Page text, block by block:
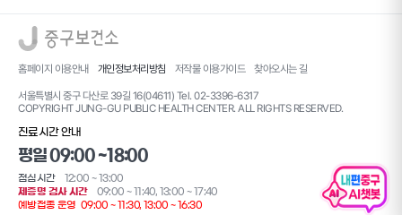
홈페이지 이용안내 개인정보처리방침 저작물 이용가이드 찾아오시는 길
서울특별시 중구 다산로 39길 16(04611) Tel. 02-3396-6317
COPYRIGHT JUNG-GU PUBLIC HEALTH CENTER. ALL RIGHTS RESERVED.
진료시간 안내
평일 09:00 ~18:00
점심시간
12:00 ~ 13:00
제증명 검사 시간
09:00 ~ 11:40, 13:00 ~ 17:40
예방접종 운영 09:00 ~ 11:30, 13:00 ~ 16:30